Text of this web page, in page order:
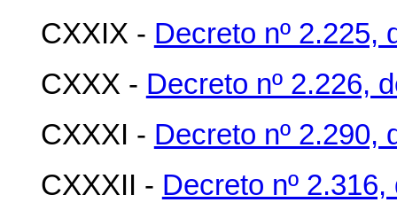
CXXIX - Decreto nº 2.225,
CXXX - Decreto nº 2.226,
CXXXI - Decreto nº 2.290,
CXXXII - Decreto nº